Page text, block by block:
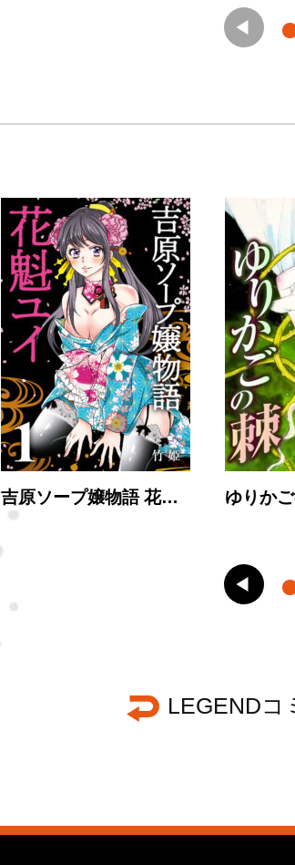
吉原ソープ嬢物語 花… ゆりか
LEGENDコ